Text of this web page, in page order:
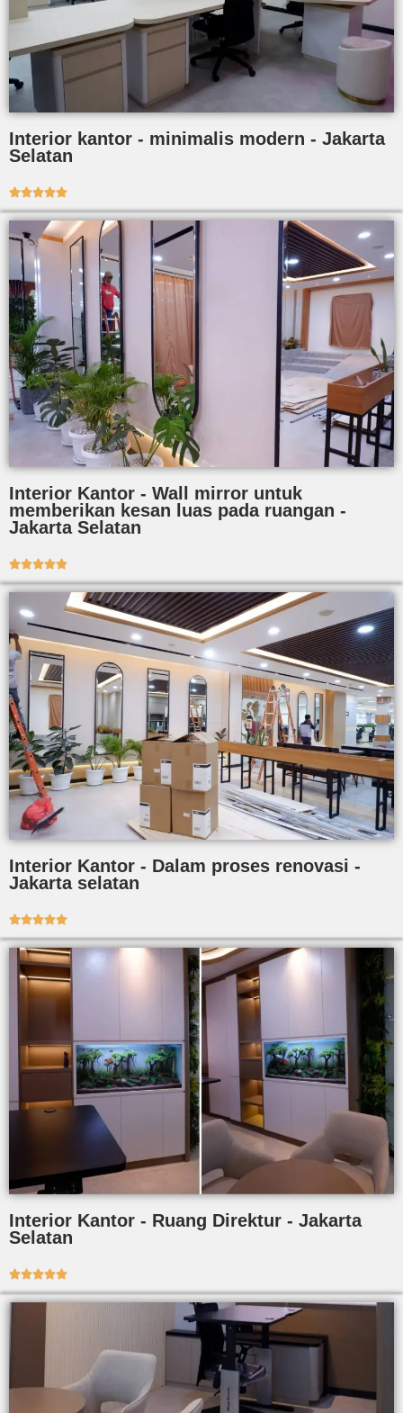
Interior kantor - minimalis modern - Jakarta
Selatan

Interior Kantor - Wall mirror untuk
memberikan kesan luas pada ruangan -
Jakarta Selatan

Interior Kantor - Dalam proses renovasi -
Jakarta selatan

Interior Kantor - Ruang Direktur - Jakarta
Selatan
